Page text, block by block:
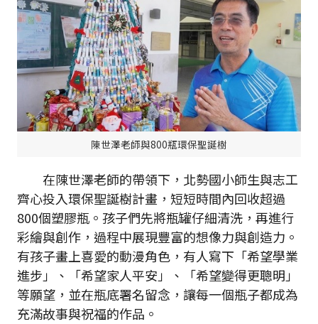
陳世澤老師與800瓶環保聖誕樹
在陳世澤老師的帶領下，北勢國小師生與志工
齊心投入環保聖誕樹計畫，短短時間內回收超過
800個塑膠瓶。孩子們先將瓶罐仔細清洗，再進行
彩繪與創作，過程中展現豐富的想像力與創造力。
有孩子畫上喜愛的動漫角色，有人寫下「希望學業
進步」、「希望家人平安」、「希望變得更聰明」
等願望，並在瓶底署名留念，讓每一個瓶子都成為
充滿故事與祝福的作品。